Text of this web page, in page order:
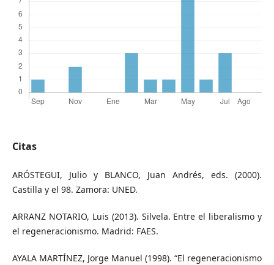
Citas
ARÓSTEGUI, Julio y BLANCO, Juan Andrés, eds. (2000).
Castilla y el 98. Zamora: UNED.
ARRANZ NOTARIO, Luis (2013). Silvela. Entre el liberalismo y
el regeneracionismo. Madrid: FAES.
AYALA MARTÍNEZ, Jorge Manuel (1998). “El regeneracionismo